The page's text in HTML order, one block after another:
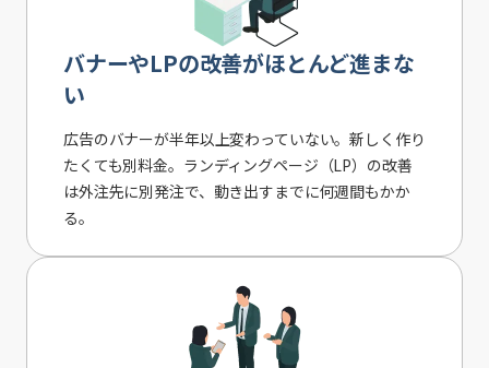
バナーやLPの改善がほとんど進まな
い
広告のバナーが半年以上変わっていない。新しく作り
たくても別料金。ランディングページ（LP）の改善
は外注先に別発注で、動き出すまでに何週間もかか
る。